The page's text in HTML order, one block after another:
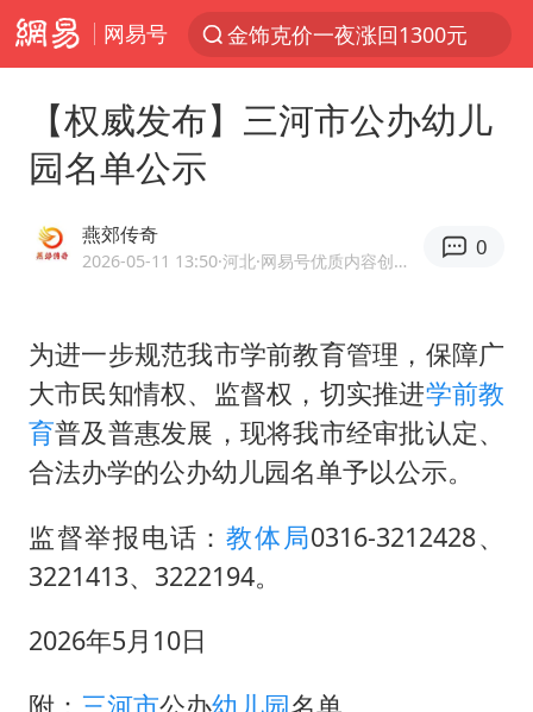
网易号
金饰克价一夜涨回1300元
峰哥 汪海林
河南重大刑事案嫌疑人落网
视频丨中国东方电气集团原党组副书记、董事宋致远被查
梁家辉：到内地拍戏不是北上是回归
白海豚将正面袭击贯穿浙江
酒店回应车内过夜被收150元
牛津大学一纸声明甩不了锅
【权威发布】三河市公办幼儿
园名单公示
燕郊传奇
2026-05-11 13:50·河北 ·网易号优质内容创作者
0
为进一步规范我市学前教育管理，保障广
大市民知情权、监督权，切实推进学前教
育普及普惠发展，现将我市经审批认定、
合法办学的公办幼儿园名单予以公示。
监督举报电话：教体局0316-3212428、
3221413、3222194。
2026年5月10日